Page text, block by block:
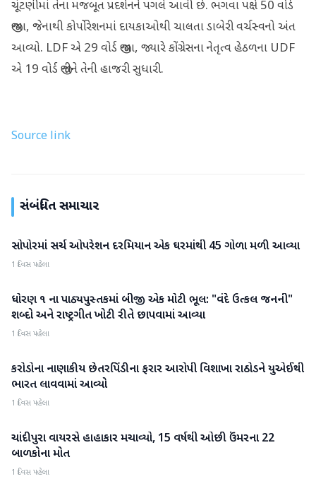
ચૂંટણીમાં તેના મજબૂત પ્રદર્શનને પગલે આવી છે. ભગવા પક્ષે 50 વોર્ડ
જીત્યા, જેનાથી કોર્પોરેશનમાં દાયકાઓથી ચાલતા ડાબેરી વર્ચસ્વનો અંત
આવ્યો. LDF એ 29 વોર્ડ જીત્યા, જ્યારે કોંગ્રેસના નેતૃત્વ હેઠળના UDF
એ 19 વોર્ડ જીતીને તેની હાજરી સુધારી.
Source link
સંબંધિત સમાચાર
રાષ્ટ્રીય
સોપોરમાં સર્ચ ઓપરેશન દરમિયાન એક ઘરમાંથી 45 ગોળા મળી આવ્યા
1 દિવસ પહેલા
રાષ્ટ્રીય
ધોરણ ૧ ના પાઠ્યપુસ્તકમાં બીજી એક મોટી ભૂલ: "વંદે ઉત્કલ જનની"
શબ્દો અને રાષ્ટ્રગીત ખોટી રીતે છાપવામાં આવ્યા
1 દિવસ પહેલા
રાષ્ટ્રીય
કરોડોના નાણાકીય છેતરપિંડીના ફરાર આરોપી વિશાખા રાઠોડને યુએઈથી
ભારત લાવવામાં આવ્યો
1 દિવસ પહેલા
રાષ્ટ્રીય
ચાંદીપુરા વાયરસે હાહાકાર મચાવ્યો, 15 વર્ષથી ઓછી ઉંમરના 22
બાળકોના મોત
1 દિવસ પહેલા